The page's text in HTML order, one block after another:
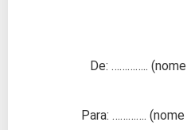
De: …………..
Para: ………….